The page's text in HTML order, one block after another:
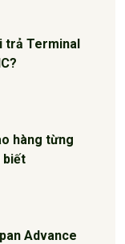
trả Terminal
hàng từng
biết
Advance